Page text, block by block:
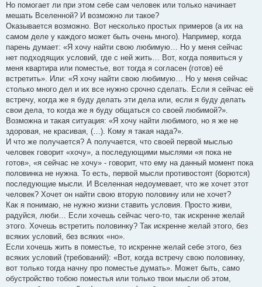
Но помогает ли при этом себе сам человек или только начинает
мешать Вселенной? И возможно ли такое?
Оказывается возможно. Вот несколько простых примеров (а их на
самом деле у каждого может быть очень много). Например, когда
парень думает: «Я хочу найти свою любимую… Но у меня сейчас
нет подходящих условий, где с ней жить… Вот, когда появиться у
меня квартира или поместье, вот тогда я согласен (готов) её
встретить». Или: «Я хочу найти свою любимую… Но у меня сейчас
столько много дел и их все нужно срочно сделать. Если я сейчас её
встречу, когда же я буду делать эти дела или, если я буду делать
свои дела, то когда же я буду общаться со своей любимой?».
Возможна и такая ситуация: «Я хочу найти любимого, но я же не
здоровая, не красивая, (…). Кому я такая нада?».
И что же получается? А получается, что своей первой мыслью
человек говорит «хочу», а последующими мыслями «я пока не
готов», «я сейчас не хочу» - говорит, что ему на данный момент пока
половинка не нужна. То есть, первой мысли противостоят (борются)
последующие мысли. И Вселенная недоумевает, что же хочет этот
человек? Хочет он найти свою вторую половину или не хочет?
Как я понимаю, не нужно жизни ставить условия. Просто живи,
радуйся, люби… Если хочешь сейчас чего-то, так искренне желай
этого. Хочешь встретить половинку? Так искренне желай этого, без
всяких условий, без всяких «но».
Если хочешь жить в поместье, то искренне желай себе этого, без
всяких условий (требований): «Вот, когда встречу свою половинку,
вот только тогда начну про поместье думать». Может быть, само
обустройство тобою поместья или только твои мысли об этом,